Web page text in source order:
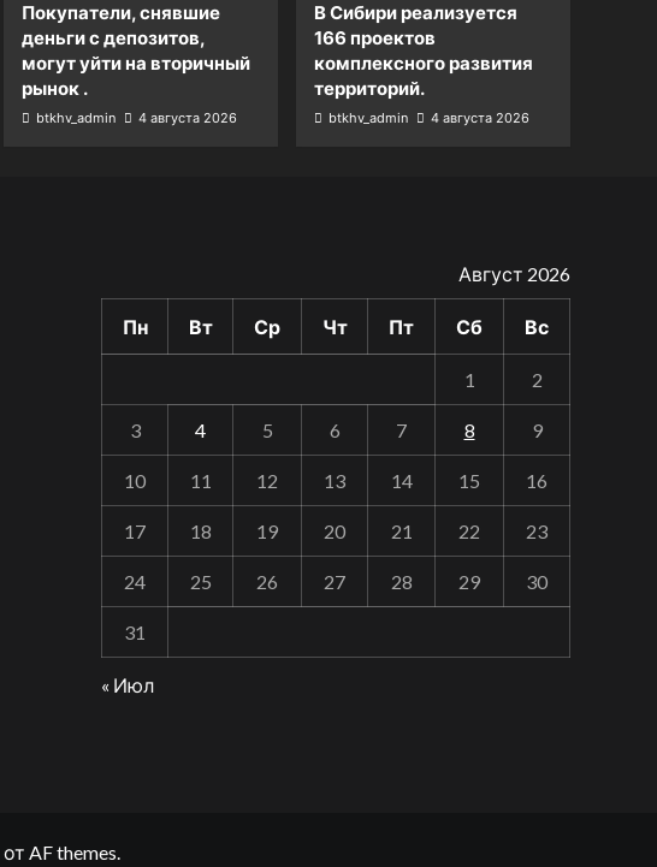
Покупатели, снявшие
деньги с депозитов,
могут уйти на вторичный
рынок .
btkhv_admin 4 августа 2026
В Сибири реализуется
166 проектов
комплексного развития
территорий.
btkhv_admin 4 августа 2026
Август 2026
Пн Вт Ср Чт Пт Сб Вс
1 2
3 4 5 6 7 8 9
10 11 12 13 14 15 16
17 18 19 20 21 22 23
24 25 26 27 28 29 30
31
« Июл
от AF themes.